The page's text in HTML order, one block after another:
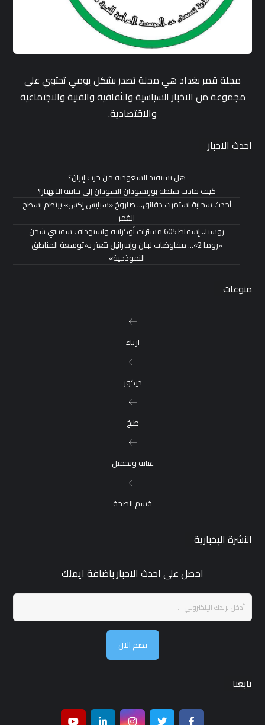
مجلة قمر بغداد هي مجلة تصدر بشكل يومي تحتوي على
مجموعة من الاخبار السياسية والثقافية والفنية والاجتماعية
والاقتصادية.
احدث الاخبار
هل تستفيد السعودية من حرب إيران؟
كيف قادت سلطة بورتسودان السودان إلى حافة الانهيار؟
أحدث سحابة استمرت دقائق… صاروخ «سبايس إكس» يرتطم بسطح
القمر
روسيا.. إسقاط 605 مسيّرات أوكرانية واستهداف سفينتي شحن
«روما 2»… مفاوضات لبنان وإسرائيل تتعثر بـ«توسعة المناطق
النموذجية»
منوعات
ازياء
ديكور
طبخ
عناية وتجميل
قسم الصحة
النشرة الإخبارية
احصل على احدث الاخبار باضافة ايملك
نضم الان
تابعنا